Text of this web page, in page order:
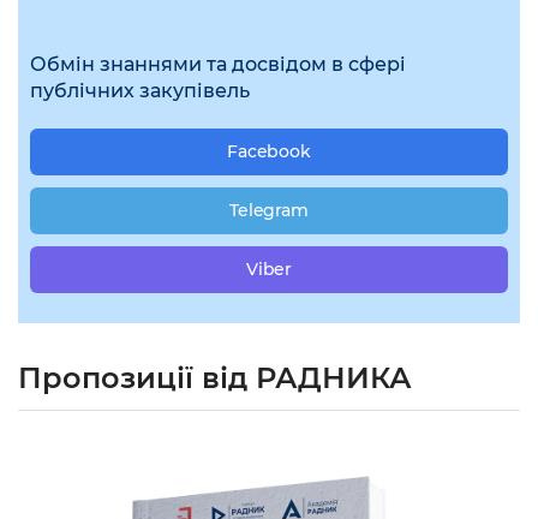
Обмін знаннями та досвідом в сфері
публічних закупівель
Facebook
Telegram
Viber
Пропозиції від РАДНИКА